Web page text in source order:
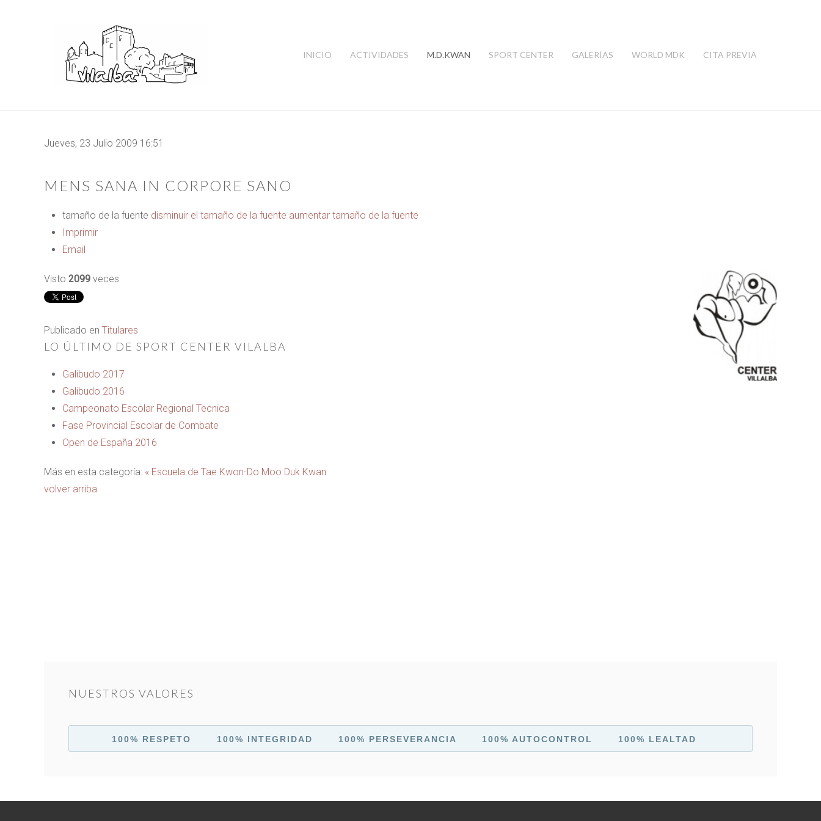
INICIO ACTIVIDADES M.D.KWAN SPORT CENTER GALERÍAS WORLD MDK CITA PREVIA
Jueves, 23 Julio 2009 16:51
MENS SANA IN CORPORE SANO
tamaño de la fuente disminuir el tamaño de la fuente aumentar tamaño de la fuente
Imprimir
Email
Visto 2099 veces
Publicado en Titulares
LO ÚLTIMO DE SPORT CENTER VILALBA
Galibudo 2017
Galibudo 2016
Campeonato Escolar Regional Tecnica
Fase Provincial Escolar de Combate
Open de España 2016
Más en esta categoría: « Escuela de Tae Kwon-Do Moo Duk Kwan
volver arriba
NUESTROS VALORES
100% RESPETO 100% INTEGRIDAD 100% PERSEVERANCIA 100% AUTOCONTROL 100% LEALTAD